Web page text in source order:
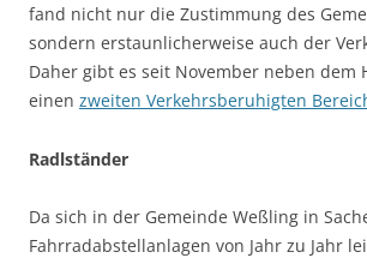
fand nicht nur die Zustimmung des
sondern erstaunlicherweise auch der
Daher gibt es seit November neben dem
einen zweiten Verkehrsberuhigten
Radlständer
Da sich in der Gemeinde Weßling in
Fahrradabstellanlagen von Jahr zu Jahr